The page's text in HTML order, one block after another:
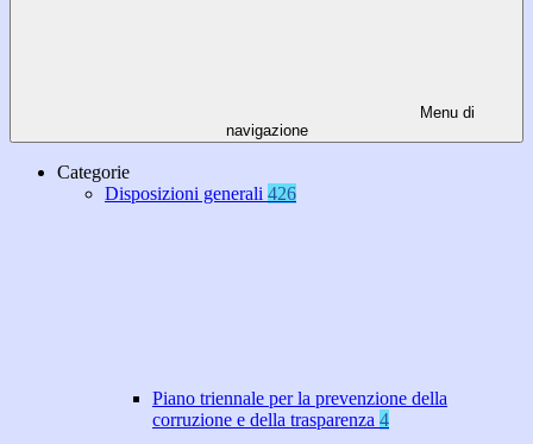
Menu di
navigazione
Categorie
Disposizioni generali 426
Piano triennale per la prevenzione della
corruzione e della trasparenza 4